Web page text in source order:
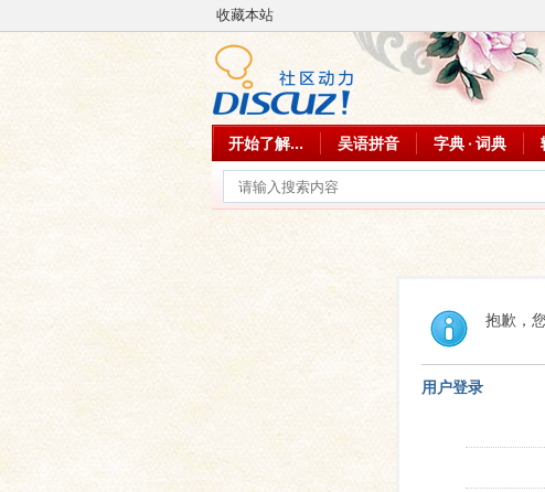
收藏本站
开始了解... 吴语拼音 字典 · 词典
抱歉，
用户登录